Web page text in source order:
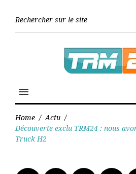
menu
Home / Actu /
Découverte exclu TRM24 : nous
Truck H2